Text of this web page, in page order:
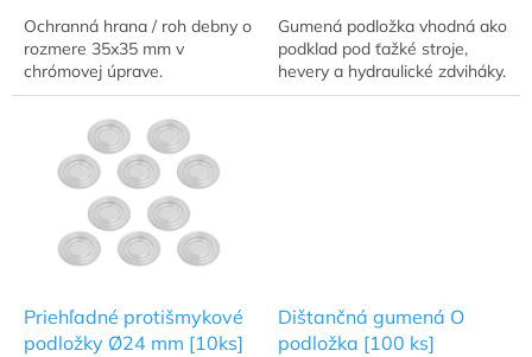
5
hviezdičiek.
Ochranná hrana / roh debny o
rozmere 35x35 mm v
chrómovej úprave.
5
hviezdičiek.
Gumená podložka vhodná ako
podklad pod ťažké stroje,
hevery a hydraulické zdviháky.
Priehľadné protišmykové
podložky Ø24 mm [10ks]
Dištančná gumená O
podložka [100 ks]